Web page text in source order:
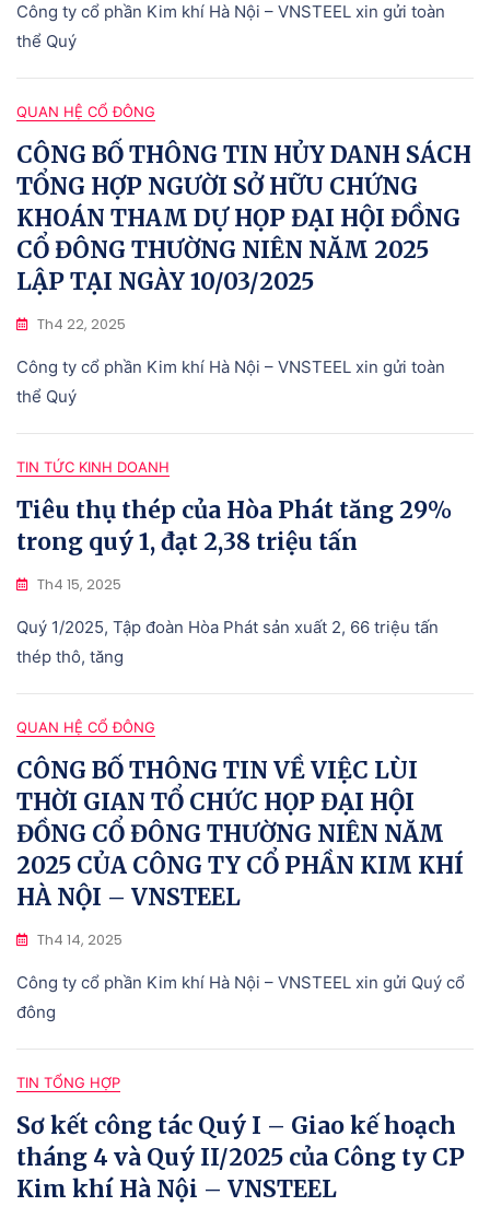
Công ty cổ phần Kim khí Hà Nội – VNSTEEL xin gửi toàn
thể Quý
QUAN HỆ CỔ ĐÔNG
CÔNG BỐ THÔNG TIN HỦY DANH SÁCH
TỔNG HỢP NGƯỜI SỞ HỮU CHỨNG
KHOÁN THAM DỰ HỌP ĐẠI HỘI ĐỒNG
CỔ ĐÔNG THƯỜNG NIÊN NĂM 2025
LẬP TẠI NGÀY 10/03/2025
Th4 22, 2025
Công ty cổ phần Kim khí Hà Nội – VNSTEEL xin gửi toàn
thể Quý
TIN TỨC KINH DOANH
Tiêu thụ thép của Hòa Phát tăng 29%
trong quý 1, đạt 2,38 triệu tấn
Th4 15, 2025
Quý 1/2025, Tập đoàn Hòa Phát sản xuất 2, 66 triệu tấn
thép thô, tăng
QUAN HỆ CỔ ĐÔNG
CÔNG BỐ THÔNG TIN VỀ VIỆC LÙI
THỜI GIAN TỔ CHỨC HỌP ĐẠI HỘI
ĐỒNG CỔ ĐÔNG THƯỜNG NIÊN NĂM
2025 CỦA CÔNG TY CỔ PHẦN KIM KHÍ
HÀ NỘI – VNSTEEL
Th4 14, 2025
Công ty cổ phần Kim khí Hà Nội – VNSTEEL xin gửi Quý cổ
đông
TIN TỔNG HỢP
Sơ kết công tác Quý I – Giao kế hoạch
tháng 4 và Quý II/2025 của Công ty CP
Kim khí Hà Nội – VNSTEEL